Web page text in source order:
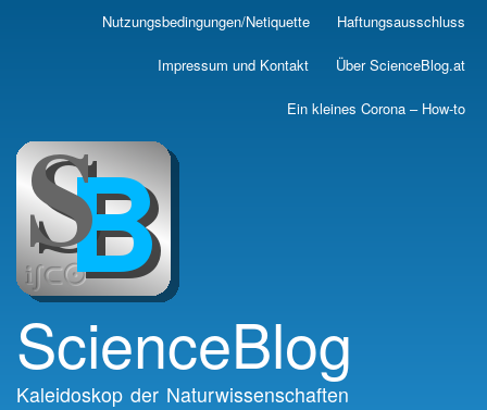
Skip
main
Nutzungsbedingungen/Netiquette Haftungsausschluss
Impressum und Kontakt Über ScienceBlog.at
Ein kleines Corona – How-to
ScienceBlog
Kaleidoskop der Naturwissenschaften